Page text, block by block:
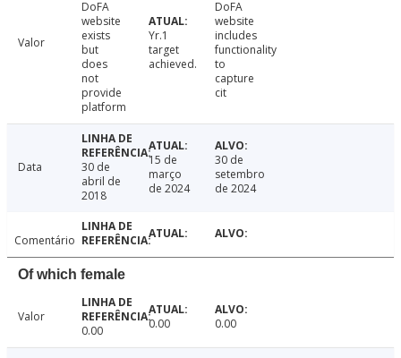
Valor
DoFA
website
exists
but
does
not
provide
platform
Yr.1
target
achieved.
DoFA
website
includes
functionality
to
capture
cit
Data
30 de
abril de
2018
15 de
março
de 2024
30 de
setembro
de 2024
Comentário
Of which female
Valor
0.00
0.00 0.00